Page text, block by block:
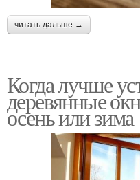
читать дальше →
Когда лучше
деревянные
осень или зима